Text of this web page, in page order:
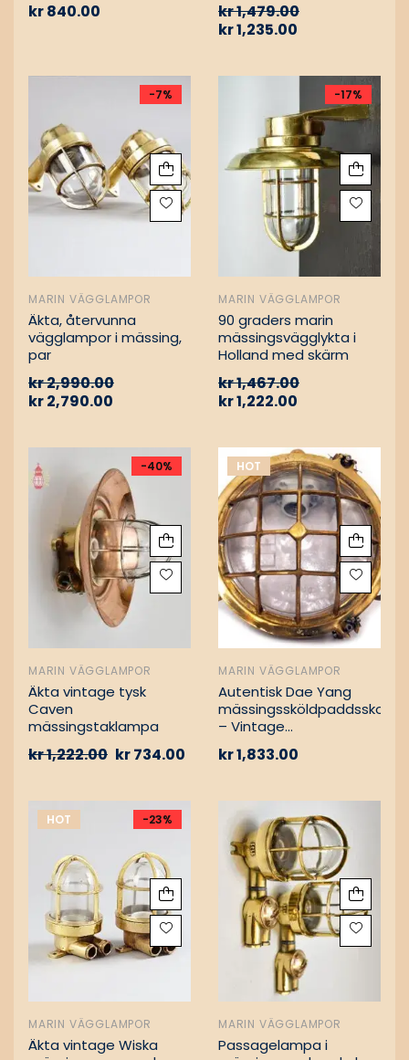
kr840.00 kr1,479.00
kr1,235.00
-7%
MARIN VÄGGLAMPOR
Äkta, återvunna
vägglampor i mässing,
par
kr2,990.00
kr2,790.00
-17%
MARIN VÄGGLAMPOR
90 graders marin
mässingsvägglykta i
Holland med skärm
kr1,467.00
kr1,222.00
-40%
MARIN VÄGGLAMPOR
Äkta vintage tysk
Caven
mässingstaklampa
kr1,222.00 kr734.00
HOT
MARIN VÄGGLAMPOR
Autentisk Dae Yang
– Vintage
kr1,833.00
HOT -23%
MARIN VÄGGLAMPOR
Äkta vintage Wiska
MARIN VÄGGLAMPOR
Passagelampa i